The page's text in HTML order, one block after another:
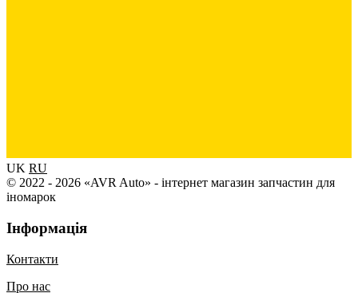
UK RU
© 2022 - 2026 «AVR Auto» - інтернет магазин запчастин для
іномарок
Інформація
Контакти
Про нас